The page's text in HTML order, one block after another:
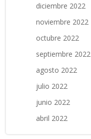
diciembre 2022
noviembre 2022
octubre 2022
septiembre 2022
agosto 2022
julio 2022
junio 2022
abril 2022